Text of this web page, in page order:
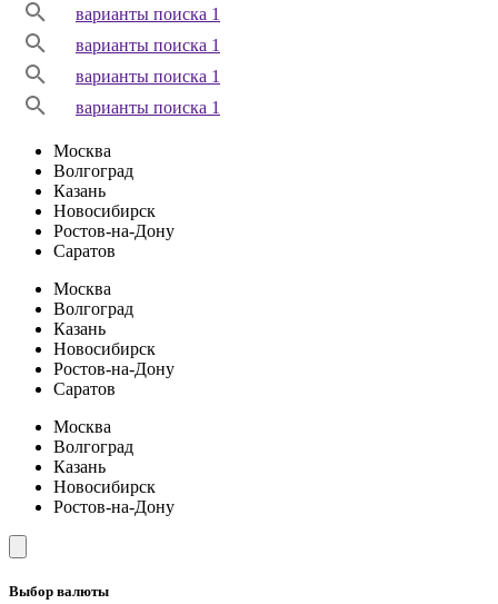
варианты поиска 1
варианты поиска 1
варианты поиска 1
варианты поиска 1
Москва
Волгоград
Казань
Новосибирск
Ростов-на-Дону
Саратов
Москва
Волгоград
Казань
Новосибирск
Ростов-на-Дону
Саратов
Москва
Волгоград
Казань
Новосибирск
Ростов-на-Дону
Выбор валюты